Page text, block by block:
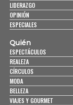
LIDERAZGO
OPINIÓN
ESPECIALES
Quién
ESPECTÁCULOS
REALEZA
CÍRCULOS
MODA
BELLEZA
VIAJES Y GOURMET